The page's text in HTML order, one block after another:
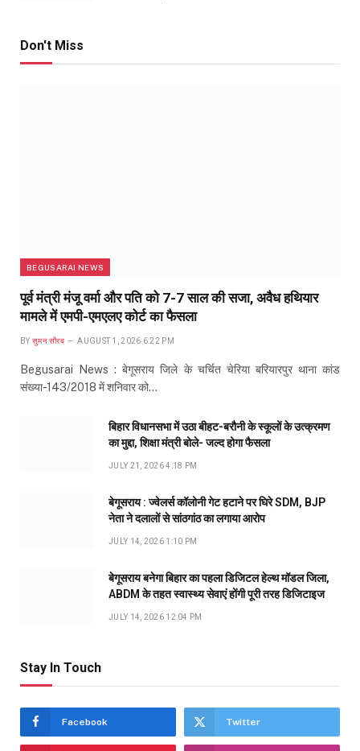
Don't Miss
BEGUSARAI NEWS
पूर्व मंत्री मंजू वर्मा और पति को 7-7 साल की सजा, अवैध हथियार
मामले में एमपी-एमएलए कोर्ट का फैसला
BY सुमन सौरब AUGUST 1, 2026 6:22 PM
Begusarai News : बेगूसराय जिले के चर्चित चेरिया बरियारपुर थाना कांड
संख्या-143/2018 में शनिवार को…
बिहार विधानसभा में उठा बीहट-बरौनी के स्कूलों के उत्क्रमण
का मुद्दा, शिक्षा मंत्री बोले- जल्द होगा फैसला
JULY 21, 2026 4:18 PM
बेगूसराय : ज्वेलर्स कॉलोनी गेट हटाने पर घिरे SDM, BJP
नेता ने दलालों से सांठगांठ का लगाया आरोप
JULY 14, 2026 1:10 PM
बेगूसराय बनेगा बिहार का पहला डिजिटल हेल्थ मॉडल जिला,
ABDM के तहत स्वास्थ्य सेवाएं होंगी पूरी तरह डिजिटाइज
JULY 14, 2026 12:04 PM
Stay In Touch
Facebook Twitter